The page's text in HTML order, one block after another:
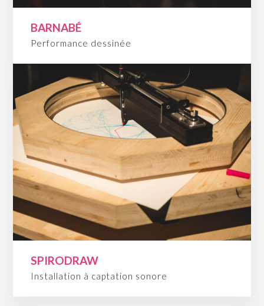
BARNABÉ
Performance dessinée
SPIRODRAW
Installation à captation sonore